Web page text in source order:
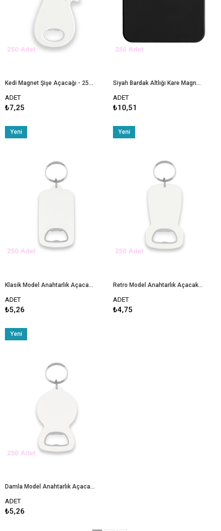
Kedi Magnet Şişe Açacağı - 250 Adet
ADET
₺7,25
Siyah Bardak Altlığı Kare Magnet Şişe Açacağı - 250 Adet
ADET
₺10,51
Klasik Model Anahtarlık Açacak - 250 Adet
ADET
₺5,26
Yeni
Retro Model Anahtarlık Açacak - 250 Adet
ADET
₺4,75
Yeni
Damla Model Anahtarlık Açacak - 250 Adet
ADET
₺5,26
Yeni